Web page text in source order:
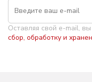
Оставляя свой e-mail,
сбор, обработку и